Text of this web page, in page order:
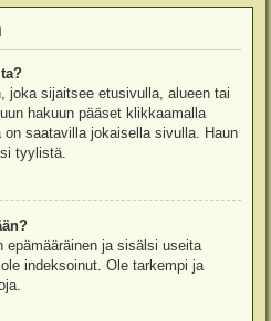
joka sijaitsee etusivulla, alueen tai
hakuun pääset klikkaamalla
on saatavilla jokaisella sivulla. Haun
tyylistä.
epämääräinen ja sisälsi useita
indeksoinut. Ole tarkempi ja